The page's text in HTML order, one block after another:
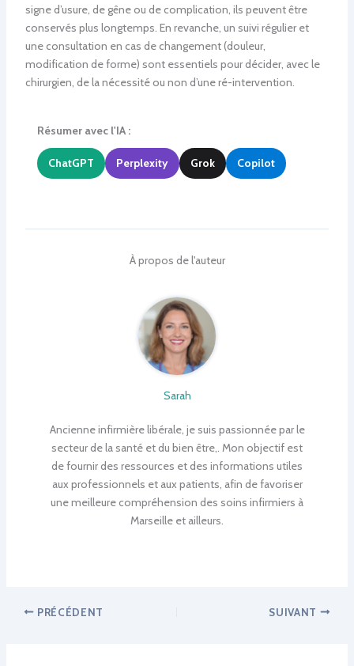
signe d’usure, de gêne ou de complication, ils peuvent être
conservés plus longtemps. En revanche, un suivi régulier et
une consultation en cas de changement (douleur,
modification de forme) sont essentiels pour décider, avec le
chirurgien, de la nécessité ou non d’une ré-intervention.
Résumer avec l'IA :
ChatGPT Perplexity Grok Copilot
À propos de l'auteur
Sarah
Ancienne infirmière libérale, je suis passionnée par le
secteur de la santé et du bien être,. Mon objectif est
de fournir des ressources et des informations utiles
aux professionnels et aux patients, afin de favoriser
une meilleure compréhension des soins infirmiers à
Marseille et ailleurs.
PRÉCÉDENT SUIVANT